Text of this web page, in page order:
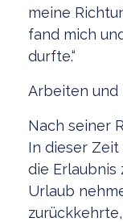
meine
fand mich
durfte.“
Arbeiten
Nach seiner
In dieser Zeit
die Erlaubnis
Urlaub